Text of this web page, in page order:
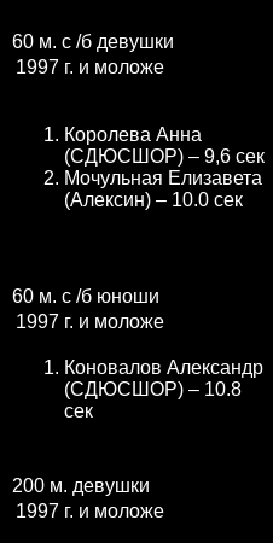
60 м. с /б девушки
1997 г. и моложе
Королева Анна
(СДЮСШОР) – 9,6 сек
Мочульная Елизавета
(Алексин) – 10.0 сек
60 м. с /б юноши
1997 г. и моложе
Коновалов Александр
(СДЮСШОР) – 10.8
сек
200 м. девушки
1997 г. и моложе